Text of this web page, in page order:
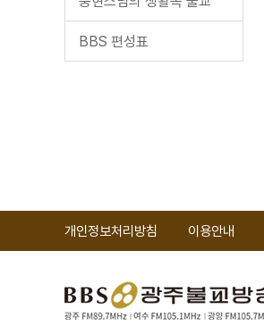
BBS 편성표
개인정보처리방침 이용안내